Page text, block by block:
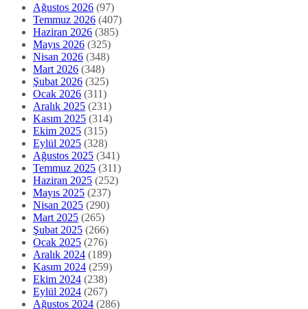
Ağustos 2026 (97)
Temmuz 2026 (407)
Haziran 2026 (385)
Mayıs 2026 (325)
Nisan 2026 (348)
Mart 2026 (348)
Şubat 2026 (325)
Ocak 2026 (311)
Aralık 2025 (231)
Kasım 2025 (314)
Ekim 2025 (315)
Eylül 2025 (328)
Ağustos 2025 (341)
Temmuz 2025 (311)
Haziran 2025 (252)
Mayıs 2025 (237)
Nisan 2025 (290)
Mart 2025 (265)
Şubat 2025 (266)
Ocak 2025 (276)
Aralık 2024 (189)
Kasım 2024 (259)
Ekim 2024 (238)
Eylül 2024 (267)
Ağustos 2024 (286)